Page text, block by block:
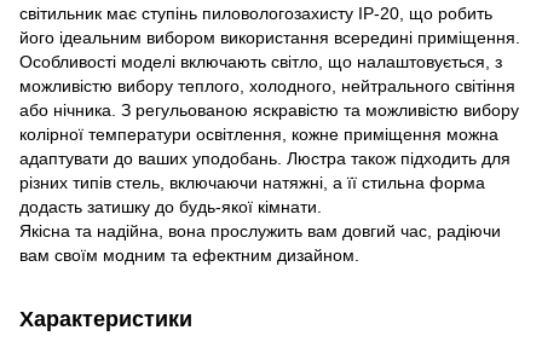
світильник має ступінь пиловологозахисту IP-20, що робить
його ідеальним вибором використання всередині приміщення.
Особливості моделі включають світло, що налаштовується, з
можливістю вибору теплого, холодного, нейтрального світіння
або нічника. З регульованою яскравістю та можливістю вибору
колірної температури освітлення, кожне приміщення можна
адаптувати до ваших уподобань. Люстра також підходить для
різних типів стель, включаючи натяжні, а її стильна форма
додасть затишку до будь-якої кімнати.
Якісна та надійна, вона прослужить вам довгий час, радіючи
вам своїм модним та ефектним дизайном.
Характеристики